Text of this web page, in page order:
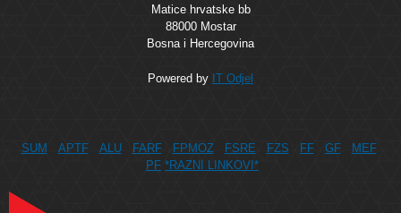
Matice hrvatske bb
88000 Mostar
Bosna i Hercegovina
Powered by IT Odjel
SUM APTF ALU FARF FPMOZ FSRE FZS FF GF
MEF
PF *RAZNI LINKOVI*